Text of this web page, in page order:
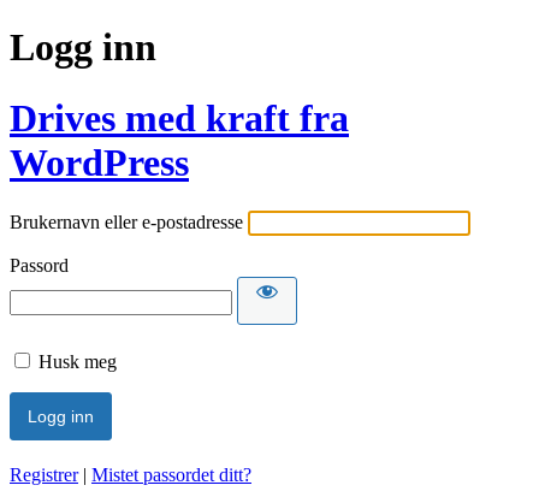
Logg inn
Drives med kraft fra
WordPress
Brukernavn eller e-postadresse
Passord
Husk meg
Registrer| Mistet passordet ditt?